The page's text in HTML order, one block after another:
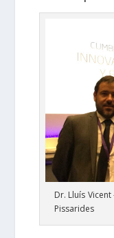
Dr. Lluís
Pissarides